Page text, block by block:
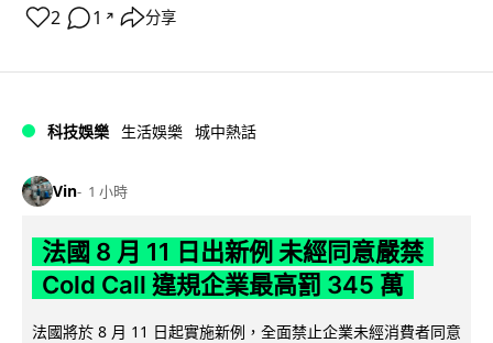
2 1 ↗ 分享
科技娛樂 生活娛樂 城中熱話
Vin 1 小時
法國 8 月 11 日出新例 未經同意嚴禁
Cold Call 違規企業最高罰 345 萬
法國將於 8 月 11 日起實施新例，全面禁止企業未經消費者同意